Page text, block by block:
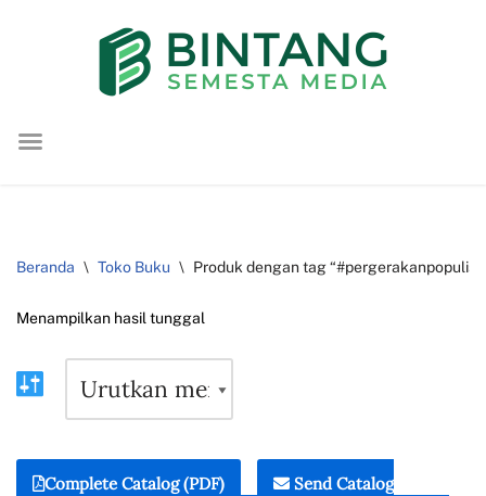
konten
Beranda \ Toko Buku \ Produk dengan tag
Menampilkan hasil tunggal
Complete Catalog (PDF)
Send Catalog